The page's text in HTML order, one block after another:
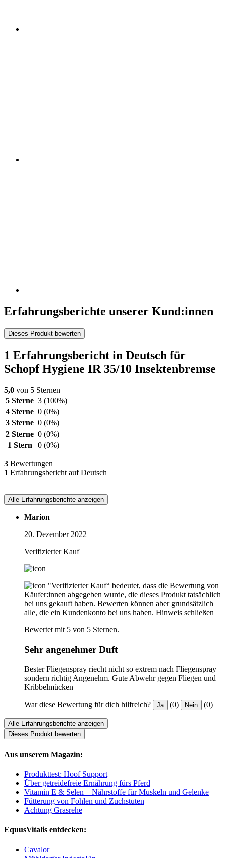
Erfahrungsberichte unserer Kund:innen
Dieses Produkt bewerten
1 Erfahrungsbericht in Deutsch für
Schopf Hygiene IR 35/10 Insektenbremse
5,0 von 5 Sternen
5 Sterne 3 (100%)
4 Sterne 0 (0%)
3 Sterne 0 (0%)
2 Sterne 0 (0%)
1 Stern
0 (0%)
3 Bewertungen
1 Erfahrungsbericht auf Deutsch
Alle Erfahrungsberichte anzeigen
Marion
20. Dezember 2022
Verifizierter Kauf
"Verifizierter Kauf“ bedeutet, dass die Bewertung von
Käufer:innen abgegeben wurde, die dieses Produkt tatsächlich
bei uns gekauft haben. Bewerten können aber grundsätzlich
alle, die ein Kundenkonto bei uns haben. Hinweis schließen
Bewertet mit 5 von 5 Sternen.
Sehr angenehmer Duft
Bester Fliegenspray riecht nicht so extrem nach Fliegenspray
sondern richtig Angenehm. Gute Abwehr gegen Fliegen und
Kribbelmücken
War diese Bewertung für dich hilfreich? Ja (0) Nein (0)
Alle Erfahrungsberichte anzeigen
Dieses Produkt bewerten
Aus unserem Magazin:
Produkttest: Hoof Support
Über getreidefreie Ernährung fürs Pferd
Vitamin E & Selen – Nährstoffe für Muskeln und Gelenke
Fütterung von Fohlen und Zuchstuten
Achtung Grasrehe
EquusVitalis entdecken:
Cavalor